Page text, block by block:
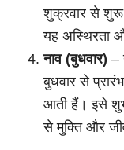
शुक्रवार से शुरू
यह अस्थिरता
नाव (बुधवार) –
बुधवार से प्रारंभ
आती हैं। इसे
से मुक्ति और